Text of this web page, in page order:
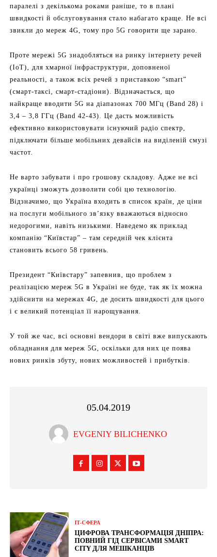
паралелі з декількома роками раніше, то в плані
швидкості й обслуговування стало набагато краще. Не всі
звикли до мереж 4G, тому про 5G говорити ще зарано.
Проте мережі 5G знадобляться на ринку інтернету речей
(IoT), для хмарної інфраструктури, доповненої
реальності, а також всіх речей з приставкою “smart”
(смарт-таксі, смарт-стадіони). Відзначається, що
найкраще вводити 5G на діапазонах 700 МГц (Band 28) і
3,4 – 3,8 ГГц (Band 42-43). Це дасть можливість
ефективно використовувати існуючий радіо спектр,
підключати більше мобільних девайсів на виділеній смузі
частот.
Не варто забувати і про грошову складову. Адже не всі
українці зможуть дозволити собі цю технологію.
Відзначимо, що Україна входить в список країн, де ціни
на послуги мобільного зв’язку вважаються відносно
недорогими, навіть низькими. Наведемо як приклад
компанію “Київстар” – там середній чек клієнта
становить всього 58 гривень.
Президент “Київстару” запевнив, що проблем з
реалізацією мереж 5G в Україні не буде, так як їх можна
здійснити на мережах 4G, де досить швидкості для цього
і є великий потенціал її нарощування.
У той же час, всі основні вендори в світі вже випускають
обладнання для мереж 5G, оскільки для них це поява
нових ринків збуту, нових можливостей і прибутків.
05.04.2019
EVGENIY BILICHENKO
ІТ-СФЕРА
ЦИФРОВА ТРАНСФОРМАЦІЯ ДНІПРА:
ПОВНИЙ ГІД СЕРВІСАМИ SMART
CITY ДЛЯ МЕШКАНЦІВ